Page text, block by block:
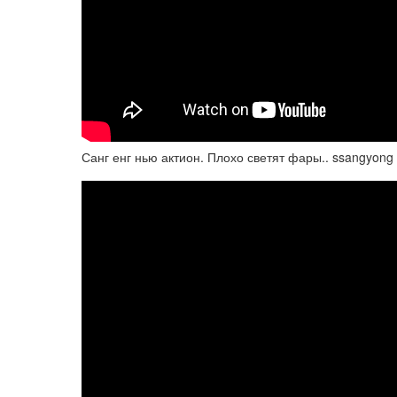
Санг енг нью актион. Плохо светят фары.. ssangyong